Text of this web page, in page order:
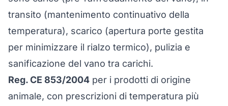
transito (mantenimento continuativo della
temperatura), scarico (apertura porte gestita
per minimizzare il rialzo termico), pulizia e
sanificazione del vano tra carichi.
Reg. CE 853/2004 per i prodotti di origine
animale, con prescrizioni di temperatura più